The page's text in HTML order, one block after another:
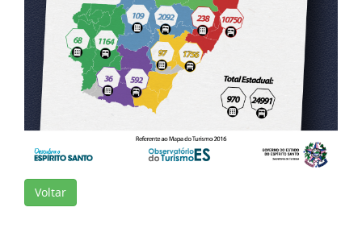
Voltar